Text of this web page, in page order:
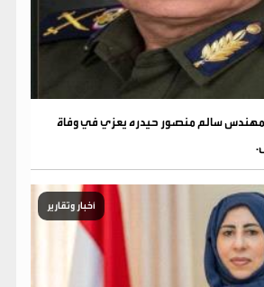
سالم منصور حيدره يعزي في وفاة
أخبار وتقارير